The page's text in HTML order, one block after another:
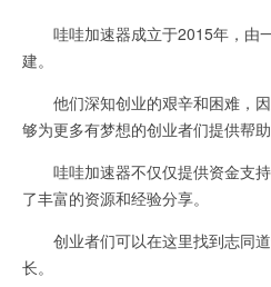
哇哇加速器成立于2015年，由
建。
他们深知创业的艰辛和困难，因
够为更多有梦想的创业者们提供帮助
哇哇加速器不仅仅提供资金支持
了丰富的资源和经验分享。
创业者们可以在这里找到志同道
长。